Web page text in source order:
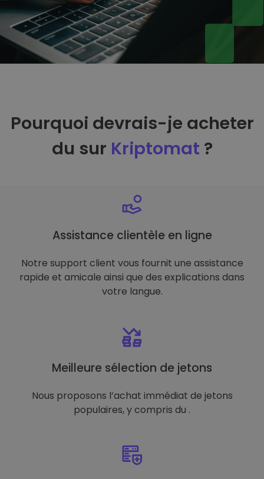
Pourquoi devrais-je acheter
du sur Kriptomat ?
Assistance clientèle en ligne
Notre support client vous fournit une assistance
rapide et amicale ainsi que des explications dans
votre langue.
Meilleure sélection de jetons
Nous proposons l’achat immédiat de jetons
populaires, y compris du .